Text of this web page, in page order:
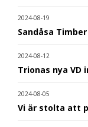
2024-08-19
Sandåsa
2024-08-12
Trionas nya VD
2024-08-05
Vi är stolta att